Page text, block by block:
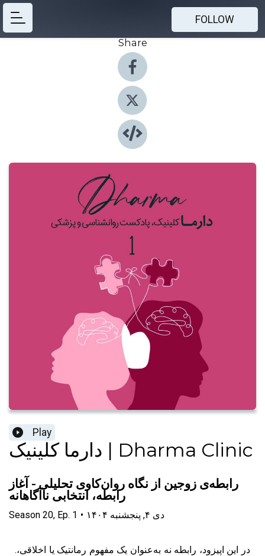
FOLLOW
Share
Play
دارما کلینیک | Dharma Clinic
رابطه‌ی زوجین از نگاه روان‌کاوی تحلیلی - آغاز
رابطه، انتخابی ناآگاهانه
Season 20, Ep. 1 • ۱۴۰۴ دی ۴, پنجشنبه
.در این اپیزود، رابطه نه به‌عنوان یک مفهوم رمانتیک یا اخلاقی،